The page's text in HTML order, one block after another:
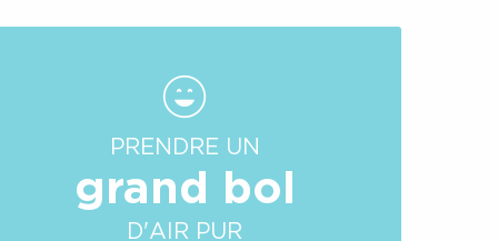
PRENDRE UN
grand bol
D'AIR PUR